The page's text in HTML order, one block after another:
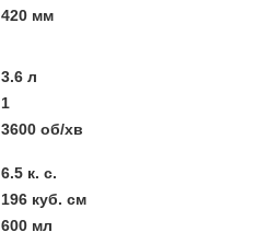
420 мм
3.6 л
1
3600 об/хв
6.5 к. с.
196 куб. см
600 мл